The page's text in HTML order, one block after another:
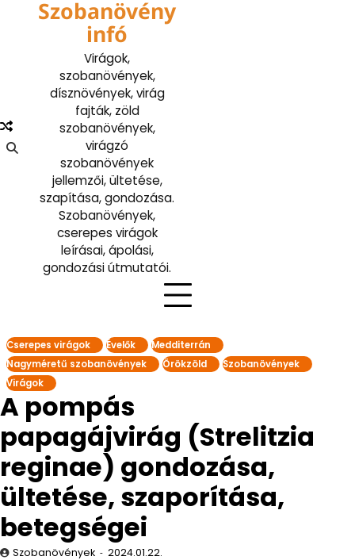
Szobanövény
infó
Virágok,
szobanövények,
dísznövények, virág
fajták, zöld
szobanövények,
virágzó
szobanövények
jellemzői, ültetése,
szapítása, gondozása.
Szobanövények,
cserepes virágok
leírásai, ápolási,
gondozási útmutatói.
Cserepes virágok Évelők
Medditerrán
Nagyméretű szobanövények
Örökzöld
Szobanövények
Virágok
A pompás
papagájvirág (Strelitzia
reginae) gondozása,
ültetése, szaporítása,
betegségei
Szobanövények 2024.01.22.